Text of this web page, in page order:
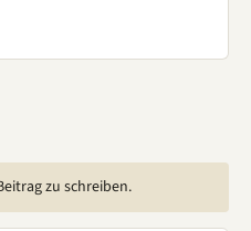
zu schreiben.